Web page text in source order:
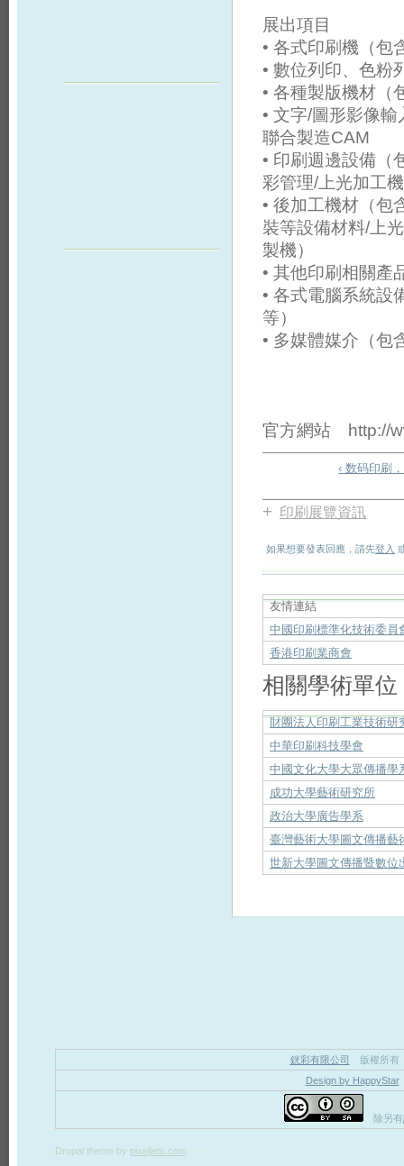
展出項目
• 各式印刷機（包
• 數位列印、色粉
• 各種製版機材（
• 文字/圖形影像
聯合製造CAM
• 印刷週邊設備（
彩管理/上光加工
• 後加工機材（包
裝等設備材料/上
製機）
• 其他印刷相關產
• 各式電腦系統設
等）
• 多媒體媒介（包
官方網站 http://
‹ 数码印刷
+ 印刷展覽資訊
如果想要發表回應，請先登入
友情連結
中國印刷標準化技術委員
香港印刷業商會
相關學術單位
財團法人印刷工業技術研
中華印刷科技學會
中國文化大學大眾傳播學
成功大學藝術研究所
政治大學廣告學系
臺灣藝術大學圖文傳播藝
世新大學圖文傳播暨數位
銧彩有限公司
版權所有
Design by HappyStar
除另有
Drupal theme by pixeljets.com